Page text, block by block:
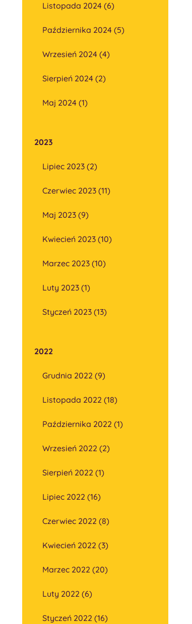
Listopada 2024 (6)
Października 2024 (5)
Wrzesień 2024 (4)
Sierpień 2024 (2)
Maj 2024 (1)
2023
Lipiec 2023 (2)
Czerwiec 2023 (11)
Maj 2023 (9)
Kwiecień 2023 (10)
Marzec 2023 (10)
Luty 2023 (1)
Styczeń 2023 (13)
2022
Grudnia 2022 (9)
Listopada 2022 (18)
Października 2022 (1)
Wrzesień 2022 (2)
Sierpień 2022 (1)
Lipiec 2022 (16)
Czerwiec 2022 (8)
Kwiecień 2022 (3)
Marzec 2022 (20)
Luty 2022 (6)
Styczeń 2022 (16)